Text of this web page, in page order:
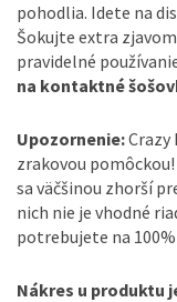
pohodlia. Idete na
Šokujte extra
pravidelné
na kontaktné
Upozornenie:Crazy
zrakovou pomôckou!
sa väčšinou zhorší
nich nie je vhodné
potrebujete na
Nákres u produktu